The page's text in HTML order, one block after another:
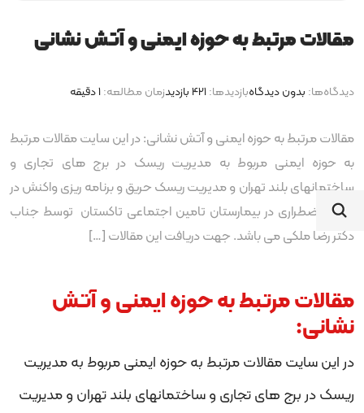
مقالات مرتبط به حوزه ایمنی و آتش نشانی
دیدگاه‌ها: بدون دیدگاهبازدیدها: زمان مطالعه:
مقالات مرتبط به حوزه ایمنی و آتش نشانی: در این سایت مقالات مرتبط
به حوزه ایمنی مربوط به مدیریت ریسک در برج های تجاری و
ساختمانهای بلند تهران و مدیریت ریسک حریق و برنامه ریزی واکنش در
شرایط اضطراری در بیمارستان تامین اجتماعی تاکستان توسط جناب
دکتر رضا ملکی می باشد. جهت دریافت این مقالات […]
مقالات مرتبط به حوزه ایمنی و آتش
نشانی:
در این سایت مقالات مرتبط به حوزه ایمنی مربوط به مدیریت
ریسک در برج های تجاری و ساختمانهای بلند تهران و مدیریت